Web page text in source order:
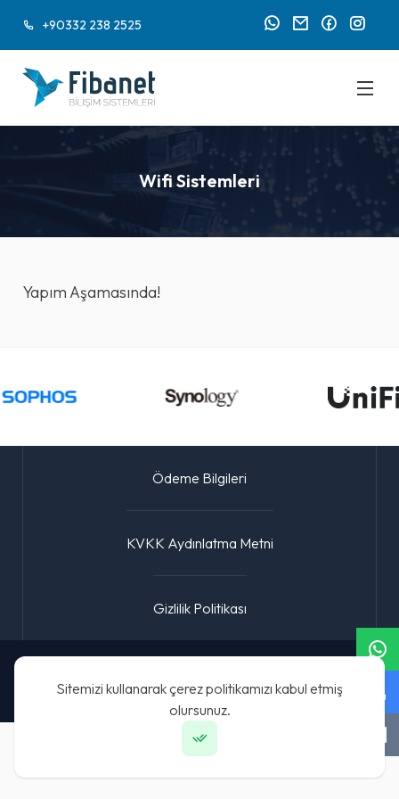
+90332 238 2525
Sitemizi kullanarak çerez politikamızı kabul etmiş
olursunuz.
Wifi Sistemleri
Yapım Aşamasında!
Ödeme Bilgileri
KVKK Aydınlatma Metni
Gizlilik Politikası
fibacode.com — Digital Reklam ve Yazılım